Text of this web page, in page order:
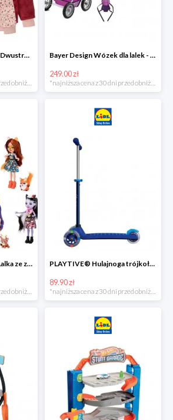
Hit cenowy - LUPILU® Dwustronna kurtka pikowana dziewczęca
*najniższa cena z 30 dni przed obniżką
Bayer Design Wózek dla lalek - megazestaw
249.00 zł
*najniższa cena z 30 dni przed obniżką
MATTEL Enchantimal Lalka ze zwierzątkiem
*najniższa cena z 30 dni przed obniżką
PLAYTIVE® Hulajnoga trójkołowa Tri Scooter z diodami LED
89.90 zł
*najniższa cena z 30 dni przed obniżką